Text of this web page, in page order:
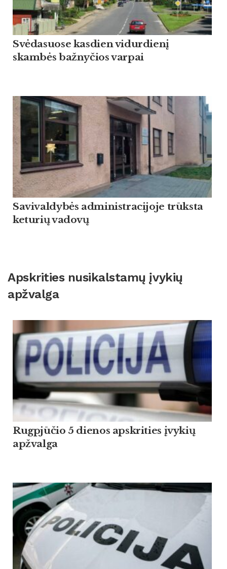
Svėdasuose kasdien vidurdienį
skambės bažnyčios varpai
Savivaldybės administracijoje trūksta
keturių vadovų
Apskrities nusikalstamų įvykių
apžvalga
Rugpjūčio 5 dienos apskrities įvykių
apžvalga